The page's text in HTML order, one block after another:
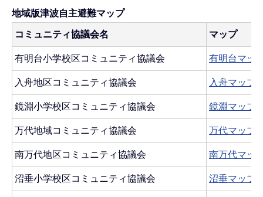
地域版津波自主避難マップ
コミュニティ協議会名 マップ
有明台小学校区コミュニティ協議会 有明台マッ
入舟地区コミュニティ協議会 入舟マップ
鏡淵小学校区コミュニティ協議会 鏡淵マップ
万代地域コミュニティ協議会 万代マップ
南万代地区コミュニティ協議会 南万代マッ
沼垂小学校区コミュニティ協議会 沼垂マップ